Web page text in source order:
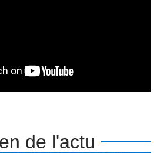
de l'actu